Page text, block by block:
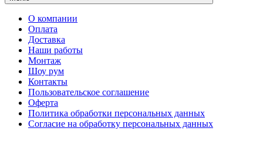
О компании
Оплата
Доставка
Наши работы
Монтаж
Шоу рум
Контакты
Пользовательское соглашение
Оферта
Политика обработки персональных данных
Согласие на обработку персональных данных